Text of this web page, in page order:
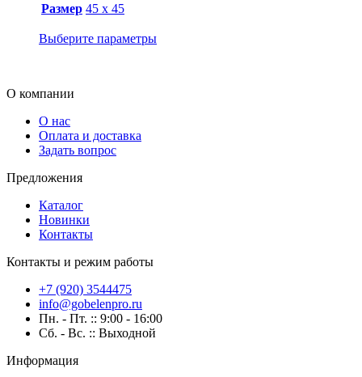
Размер 45 х 45
Выберите параметры
О компании
О нас
Оплата и доставка
Задать вопрос
Предложения
Каталог
Новинки
Контакты
Контакты и режим работы
+7 (920) 3544475
info@gobelenpro.ru
Пн. - Пт. :: 9:00 - 16:00
Сб. - Вс. :: Выходной
Информация